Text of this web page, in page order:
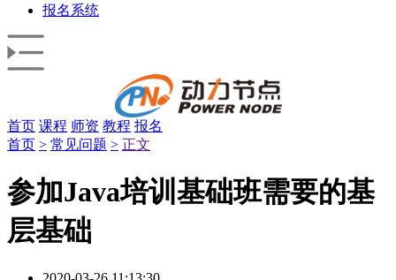
报名系统
首页 课程 师资 教程 报名
首页 > 常见问题 > 正文
参加Java培训基础班需要的基
层基础